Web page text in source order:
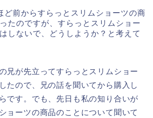
ど前からすらっとスリムショーツの商
たのですが、すらっとスリムショー
しないで、どうしようか？と考えて
兄が先立ってすらっとスリムショー
たので、兄の話を聞いてから購入し
です。でも、先日も私の知り合いが
ョーツの商品のことについて聞いて